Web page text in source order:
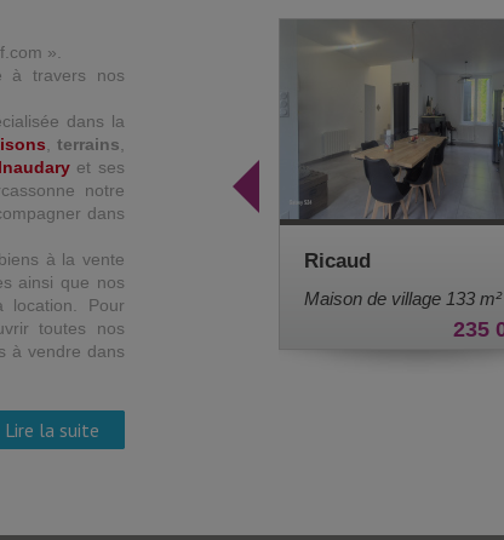
».
à travers nos
dans la
terrains
et ses
notre
dans
à la vente
ainsi que nos
location. Pour
toutes nos
à vendre dans
Lire la suite
Villepinte
Maison de village 75 m²
Castelnaudary
Immeuble 250 m² 118